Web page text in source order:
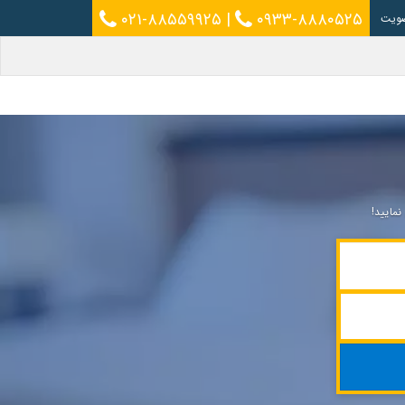
۰۲۱-۸۸۵۵۹۹۲۵ | ۰۹۳۳-۸۸۸۰۵۲۵